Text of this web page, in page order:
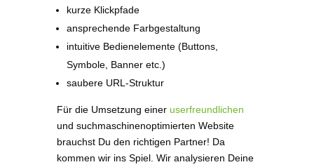
kurze Klickpfade
ansprechende Farbgestaltung
intuitive Bedienelemente (Buttons,
Symbole, Banner etc.)
saubere URL-Struktur
Für die Umsetzung einer userfreundlichen
und suchmaschinenoptimierten Website
brauchst Du den richtigen Partner! Da
kommen wir ins Spiel. Wir analysieren Deine